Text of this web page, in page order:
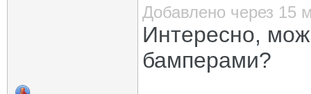
Добавлено через 15
Интересно,
бамперами?